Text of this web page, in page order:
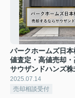
パークホームズ日
値査定・高値売却・
サウザンドハンズ
2025.07.14
売却相談受付